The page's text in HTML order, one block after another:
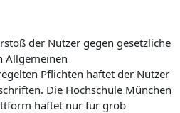
der Nutzer gegen gesetzliche
Allgemeinen
Pflichten haftet der Nutzer
Die Hochschule München
haftet nur für grob